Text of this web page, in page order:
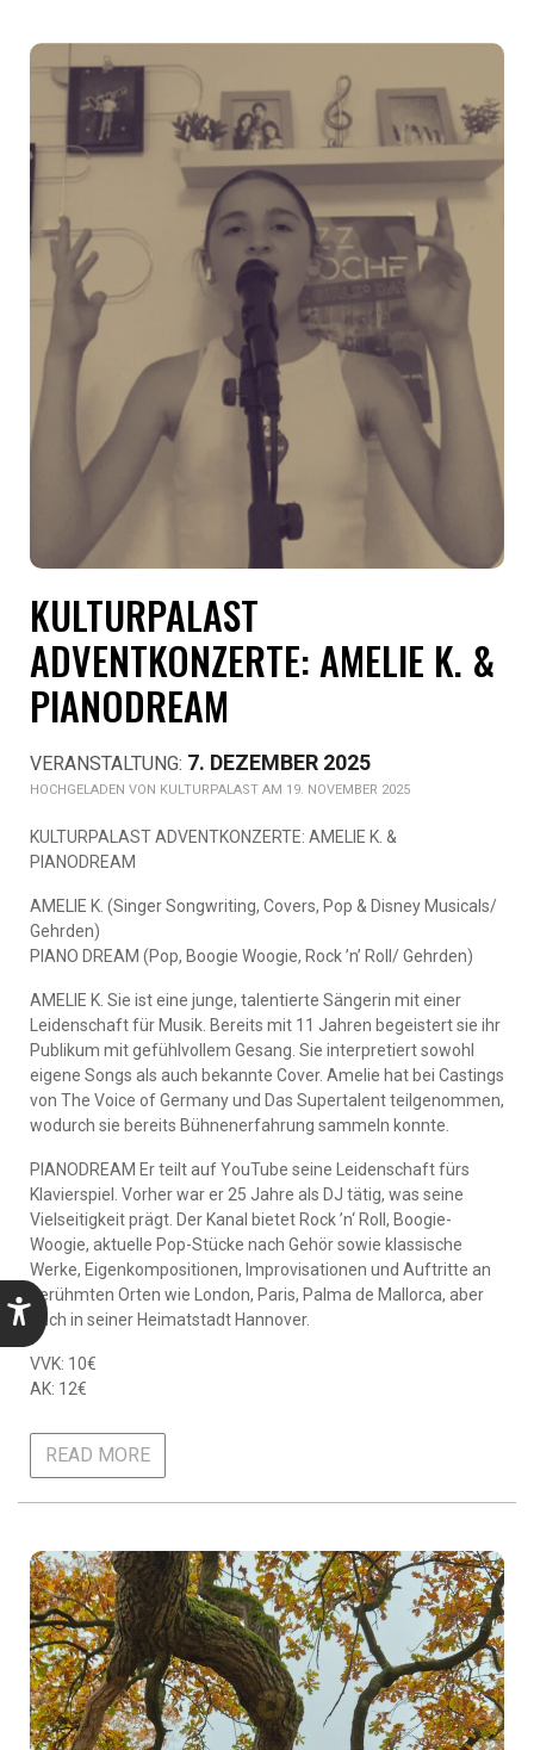
KULTURPALAST
ADVENTKONZERTE: AMELIE K. &
PIANODREAM
7. DEZEMBER 2025
KULTURPALAST AM 19. NOVEMBER 2025
KULTURPALAST ADVENTKONZERTE: AMELIE K. &
PIANODREAM
AMELIE K. (Singer Songwriting, Covers, Pop & Disney Musicals/
Gehrden)
PIANO DREAM (Pop, Boogie Woogie, Rock ’n’ Roll/ Gehrden)
AMELIE K. Sie ist eine junge, talentierte Sängerin mit einer
Leidenschaft für Musik. Bereits mit 11 Jahren begeistert sie ihr
Publikum mit gefühlvollem Gesang. Sie interpretiert sowohl
eigene Songs als auch bekannte Cover. Amelie hat bei Castings
von The Voice of Germany und Das Supertalent teilgenommen,
wodurch sie bereits Bühnenerfahrung sammeln konnte.
PIANODREAM Er teilt auf YouTube seine Leidenschaft fürs
Klavierspiel. Vorher war er 25 Jahre als DJ tätig, was seine
Vielseitigkeit prägt. Der Kanal bietet Rock ’n‘ Roll, Boogie-
Woogie, aktuelle Pop-Stücke nach Gehör sowie klassische
Werke, Eigenkompositionen, Improvisationen und Auftritte an
berühmten Orten wie London, Paris, Palma de Mallorca, aber
auch in seiner Heimatstadt Hannover.
VVK: 10€
AK: 12€
READ MORE